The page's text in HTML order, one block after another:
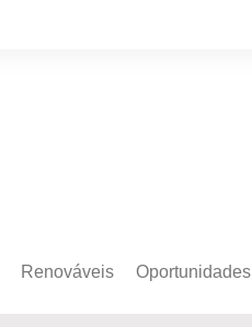
Renováveis Oportunidades